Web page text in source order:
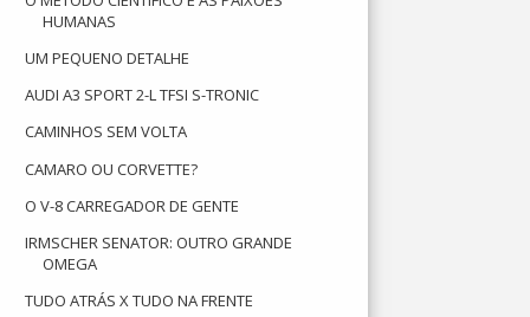
HUMANAS
UM PEQUENO DETALHE
AUDI A3 SPORT 2-L TFSI S-TRONIC
CAMINHOS SEM VOLTA
CAMARO OU CORVETTE?
O V-8 CARREGADOR DE GENTE
IRMSCHER SENATOR: OUTRO GRANDE
OMEGA
TUDO ATRÁS X TUDO NA FRENTE